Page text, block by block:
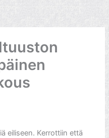
eiliseen. Kerrottiin että